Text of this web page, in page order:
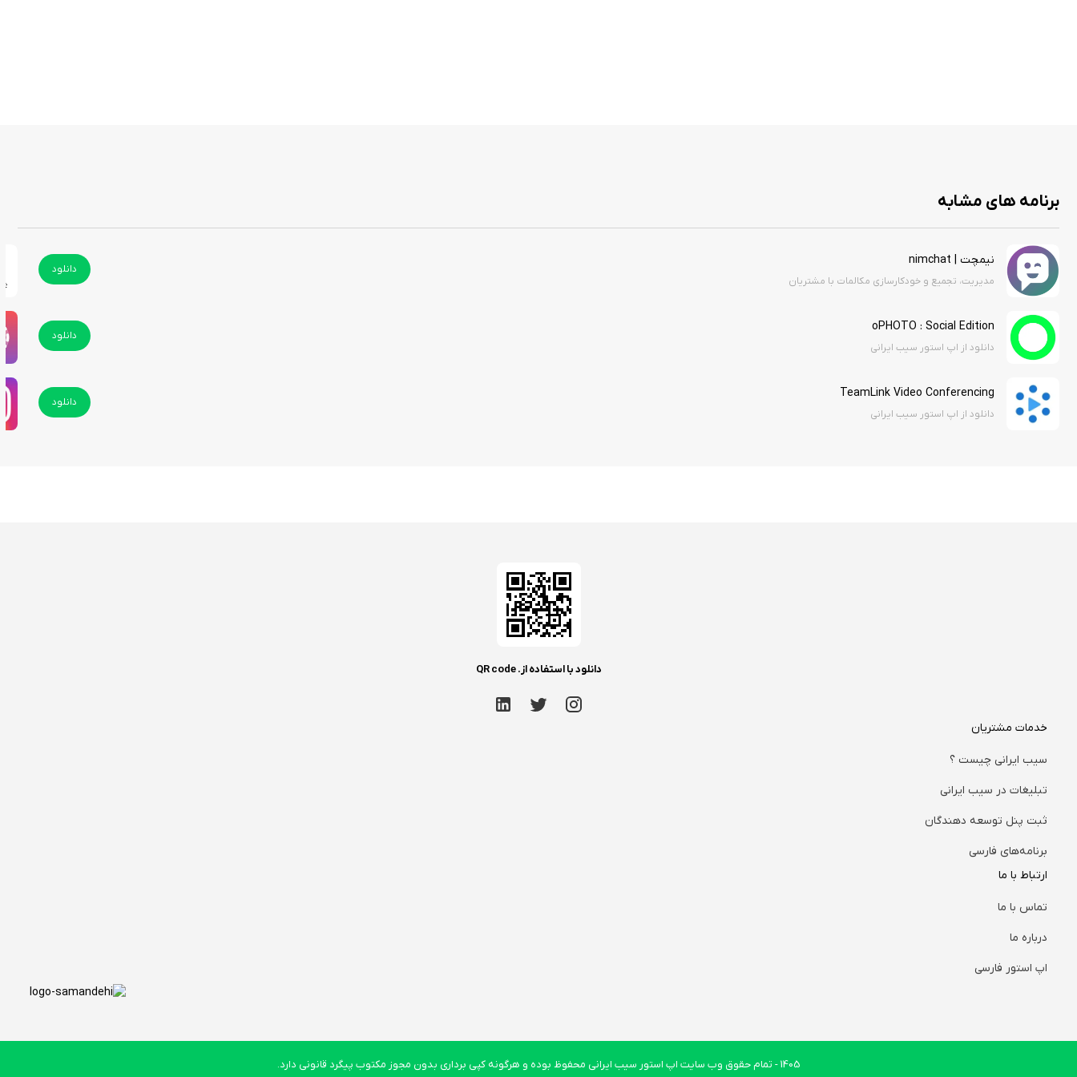
برنامه های مشابه
نیمچت | nimchat
مدیریت، تجمیع و خودکارسازی مکالمات با مشتریان
دانلود
oPHOTO : Social Edition
دانلود از اپ استور سیب ایرانی
دانلود
TeamLink Video Conferencing
دانلود از اپ استور سیب ایرانی
دانلود
دانلود با استفاده از. QR code
خدمات مشتریان
سیب ایرانی چیست ؟
تبلیغات در سیب ایرانی
ثبت پنل توسعه دهندگان
برنامه‌های فارسی
ارتباط با ما
تماس با ما
درباره ما
اپ استور فارسی
1405- تمام حقوق وب سایت اپ استور سیب ایرانی محفوظ بوده و هرگونه کپی برداری بدون مجوز مکتوب پیگرد قانونی دارد.